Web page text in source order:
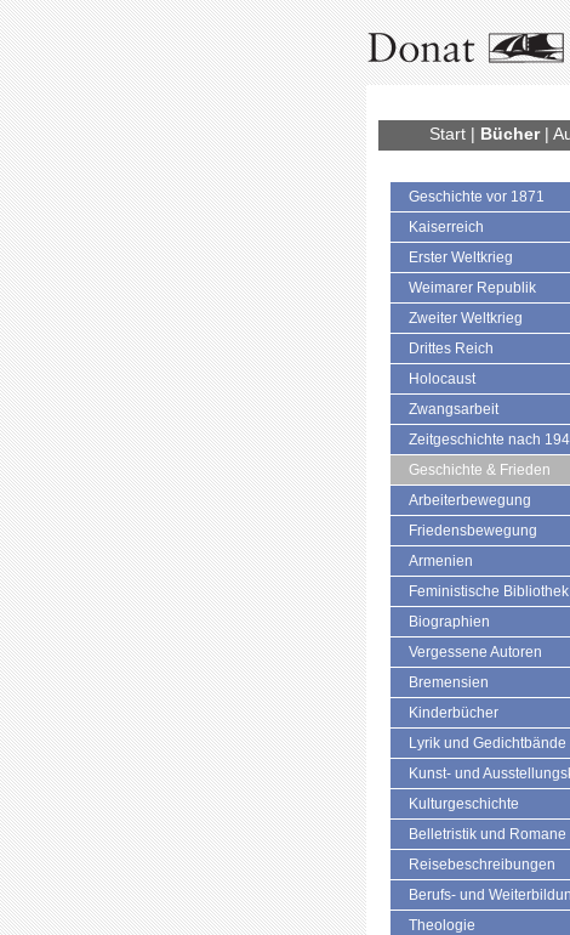
Start| Bücher|
Geschichte vor 1871
Kaiserreich
Erster Weltkrieg
Weimarer Republik
Zweiter Weltkrieg
Drittes Reich
Holocaust
Zwangsarbeit
Zeitgeschichte nach
Geschichte & Frieden
Arbeiterbewegung
Friedensbewegung
Armenien
Feministische Bibliothek
Biographien
Vergessene Autoren
Bremensien
Kinderbücher
Lyrik und Gedichtbände
Kunst- und
Kulturgeschichte
Belletristik und Romane
Reisebeschreibungen
Berufs- und
Theologie